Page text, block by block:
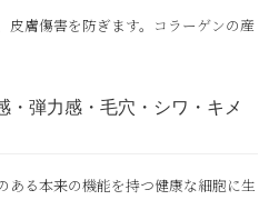
皮膚傷害を防ぎます。コラーゲンの産
・弾力感・毛穴・シワ・キメ
ある本来の機能を持つ健康な細胞に生